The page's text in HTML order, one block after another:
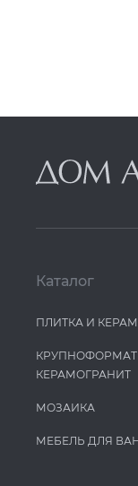
Каталог
ПЛИТКА И
КЕРАМОГРАНИТ
МОЗАИКА
МЕБЕЛЬ ДЛЯ